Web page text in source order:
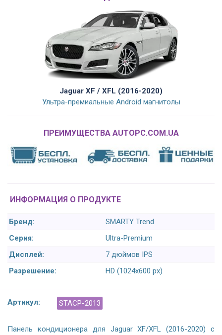
Jaguar XF / XFL (2016-2020)
Ультра-премиальные Android магнитолы
ПРЕИМУЩЕСТВА AUTOPC.COM.UA
ИНФОРМАЦИЯ О ПРОДУКТЕ
Бренд:
SMARTY Trend
Серия:
Ultra-Premium
Дисплей:
7 дюймов IPS
Разрешение:
HD (1024х600 px)
Артикул: STACP-2013
Панель кондиционера для Jaguar XF/XFL (2016-2020) с